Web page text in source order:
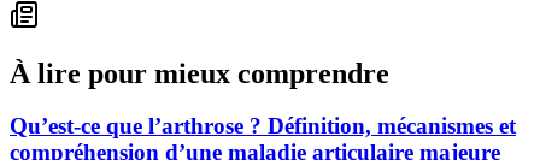
À lire pour mieux comprendre
Qu’est-ce que l’arthrose ? Définition, mécanismes et
compréhension d’une maladie articulaire majeure